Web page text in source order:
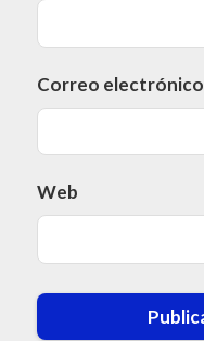
Correo electrónico
Web